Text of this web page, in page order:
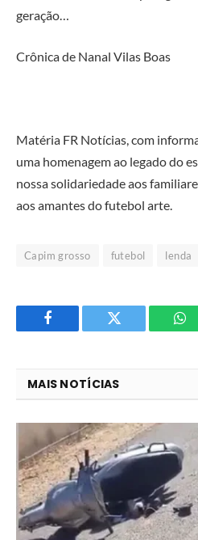
geração…
Crônica de Nanal Vilas Boas
Matéria FR Notícias, com
uma homenagem ao legado do
nossa solidariedade aos
aos amantes do futebol arte.
Capim grosso futebol lenda
Facebook Twitter
O
MAIS NOTÍCIAS